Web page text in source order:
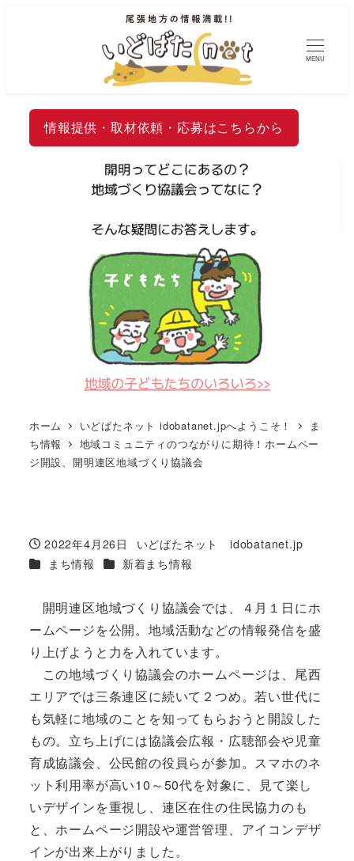
MENU
情報提供・取材依頼・応募はこちらから
ホーム いどばたネット idobatanet.jpへようこそ！
ま
ち情報
地域コミュニティのつながりに期待！ホームペー
ジ開設、開明連区地域づくり協議会
投稿日
2022年4月26日
著
者
いどばたネット idobatanet.jp
カテゴリー
まち情報 カテゴリー
新着まち情報
開明連区地域づくり協議会では、４月１日にホ
ームページを公開。地域活動などの情報発信を盛
り上げようと力を入れています。
この地域づくり協議会のホームページは、尾西
エリアでは三条連区に続いて２つめ。若い世代に
も気軽に地域のことを知ってもらおうと開設した
もの。立ち上げには協議会広報・広聴部会や児童
育成協議会、公民館の役員らが参加。スマホのネ
ット利用率が高い10～50代を対象に、見て楽し
いデザインを重視し、連区在住の住民協力のも
と、ホームページ開設や運営管理、アイコンデザ
インが出来上がりました。